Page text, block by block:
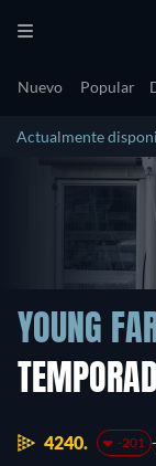
Nuevo Popular
Actualmente
YOUNG
4240. -201